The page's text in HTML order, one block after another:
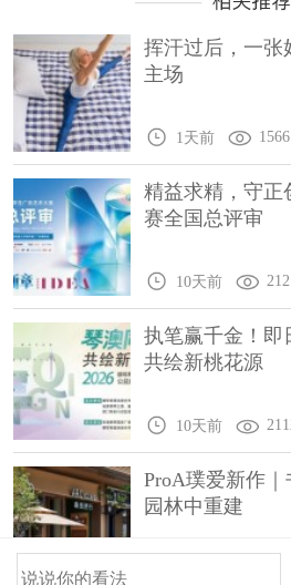
挥汗过后，一张
主场
1天前 1566
精益求精，守
赛全国总评审
10天前
执笔赢千金！即
共绘新桃花源
10天前
ProA璞爱新作
园林中重建